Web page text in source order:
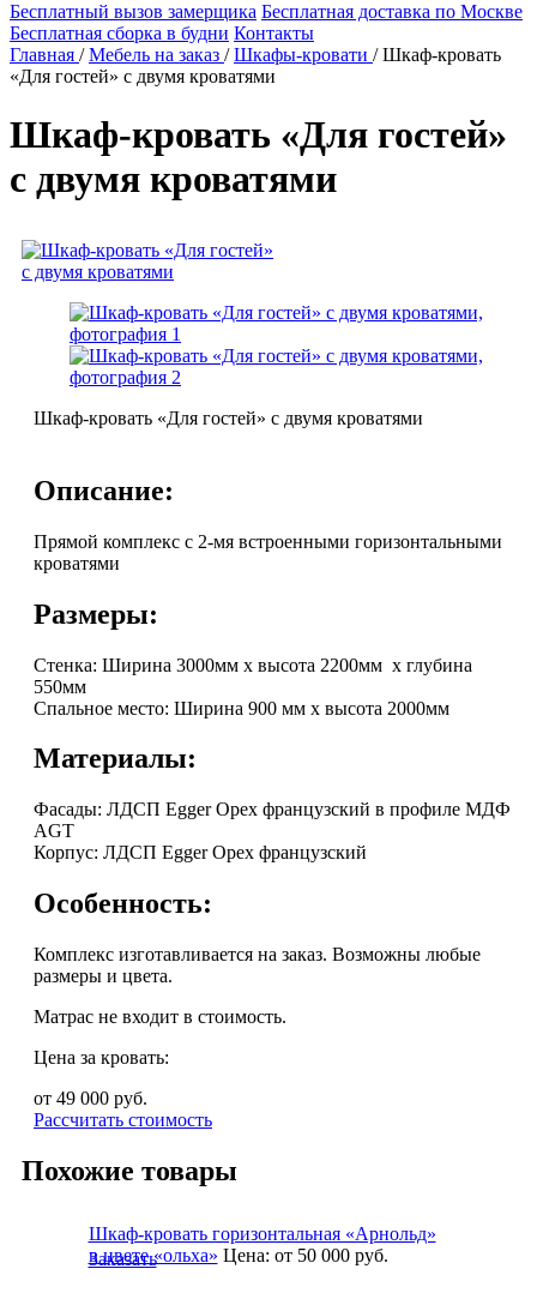
Бесплатный вызов замерщика Бесплатная доставка по Москве
Бесплатная сборка в будни Контакты
Главная /Мебель на заказ /Шкафы-кровати /Шкаф-кровать
«Для гостей» с двумя кроватями
Шкаф-кровать «Для гостей»
с двумя кроватями
Шкаф-кровать «Для гостей» с двумя кроватями
Описание:
Прямой комплекс с 2-мя встроенными горизонтальными
кроватями
Размеры:
Стенка: Ширина 3000мм х высота 2200мм х глубина
550мм
Спальное место: Ширина 900 мм х высота 2000мм
Материалы:
Фасады: ЛДСП Egger Орех французский в профиле МДФ
AGT
Корпус: ЛДСП Egger Орех французский
Особенность:
Комплекс изготавливается на заказ. Возможны любые
размеры и цвета.
Матрас не входит в стоимость.
Цена за кровать:
от 49 000 руб.
Рассчитать стоимость
Похожие товары
Шкаф-кровать горизонтальная «Арнольд»
в цвете «ольха» Цена: от 50 000руб.
Заказать